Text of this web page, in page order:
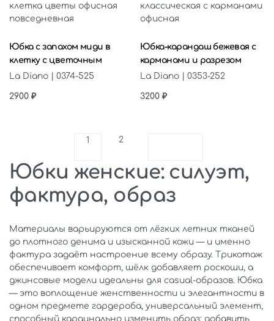
Юбка с запахом миди в
клетку с цветочным
La Diano | 0374-525
2900 ₽
Юбка-карандаш бежевая с
карманами и разрезом
La Diano | 0353-252
3200 ₽
1 2
Юбки женские: силуэт,
фактура, образ
Материалы варьируются от лёгких летних тканей
до плотного денима и изысканной кожи — и именно
фактура задаёт настроение всему образу. Трикотаж
обеспечивает комфорт, шёлк добавляет роскоши, а
джинсовые модели идеальны для casual-образов. Юбка
— это воплощение женственности и элегантности в
одном предмете гардероба, универсальный элемент,
способный кардинально изменить образ: добавить